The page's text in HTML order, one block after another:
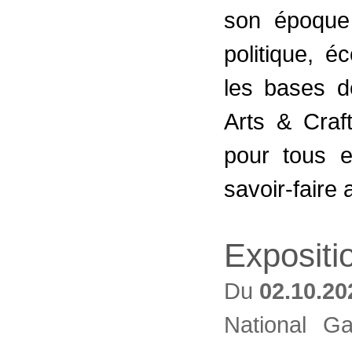
son
politique,
les bases
Arts &
pour tous
savoir-faire
Du
National